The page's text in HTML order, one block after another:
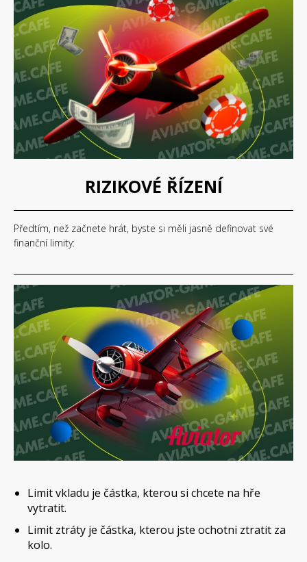
RIZIKOVÉ ŘÍZENÍ
Předtím, než začnete hrát, byste si měli jasně definovat své
finanční limity:
Limit vkladu je částka, kterou si chcete na hře
vytratit.
Limit ztráty je částka, kterou jste ochotni ztratit za
kolo.